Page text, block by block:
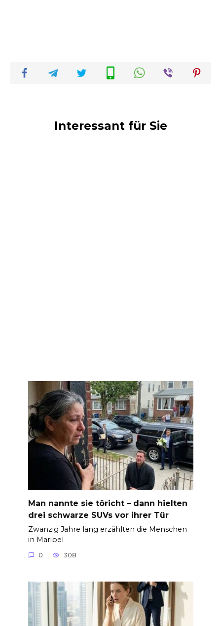
Interessant für Sie
Man nannte sie töricht – dann hielten
drei schwarze SUVs vor ihrer Tür
Zwanzig Jahre lang erzählten die Menschen
in Maribel
0 308